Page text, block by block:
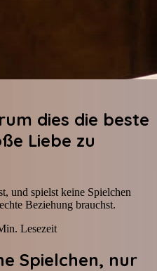
dies die beste
Liebe zu
und spielst keine Spielchen
Beziehung brauchst.
Lesezeit
Spielchen, nur